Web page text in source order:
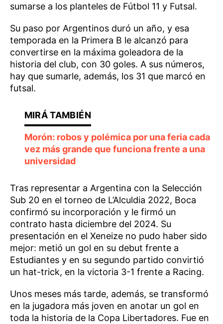
sumarse a los planteles de Fútbol 11 y Futsal.
Su paso por Argentinos duró un año, y esa
temporada en la Primera B le alcanzó para
convertirse en la máxima goleadora de la
historia del club, con 30 goles. A sus números,
hay que sumarle, además, los 31 que marcó en
futsal.
Morón: robos y polémica por una feria cada
vez más grande que funciona frente a una
universidad
Tras representar a Argentina con la Selección
Sub 20 en el torneo de L’Alculdia 2022, Boca
confirmó su incorporación y le firmó un
contrato hasta diciembre del 2024. Su
presentación en el Xeneize no pudo haber sido
mejor: metió un gol en su debut frente a
Estudiantes y en su segundo partido convirtió
un hat-trick, en la victoria 3-1 frente a Racing.
Unos meses más tarde, además, se transformó
en la jugadora más joven en anotar un gol en
toda la historia de la Copa Libertadores. Fue en